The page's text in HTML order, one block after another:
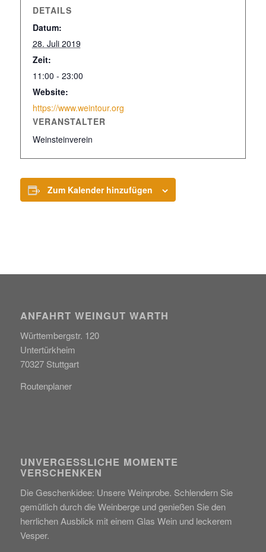
DETAILS
Datum:
28. Juli 2019
Zeit:
11:00 - 23:00
Website:
https://www.weintour.org
VERANSTALTER
Weinsteinverein
Zum Kalender hinzufügen
ANFAHRT WEINGUT WARTH
Württembergstr. 120
Untertürkheim
70327 Stuttgart
Routenplaner
UNVERGESSLICHE MOMENTE
VERSCHENKEN
Die Geschenkidee: Unsere Weinprobe. Schlendern Sie
gemütlich durch die Weinberge und genießen Sie den
herrlichen Ausblick mit einem Glas Wein und leckerem
Vesper.